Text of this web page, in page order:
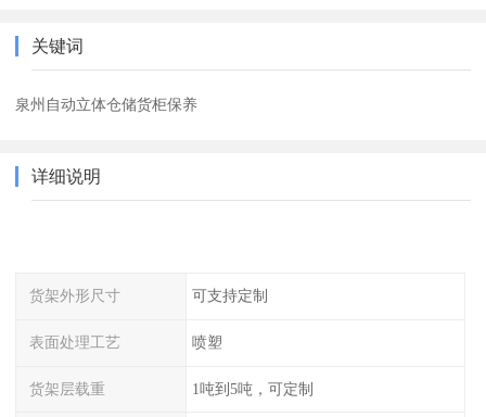
关键词
泉州自动立体仓储货柜保养
详细说明
货架外形尺寸 可支持定制
表面处理工艺 喷塑
货架层载重 1吨到5吨，可定制